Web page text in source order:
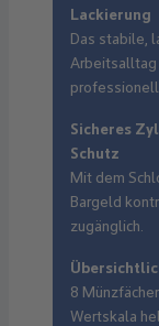
Lackierung
Das stabile,
Arbeitsalltag
professionell.
Sicheres
Schutz
Mit dem
Bargeld
zugänglich.
8
Wertskala